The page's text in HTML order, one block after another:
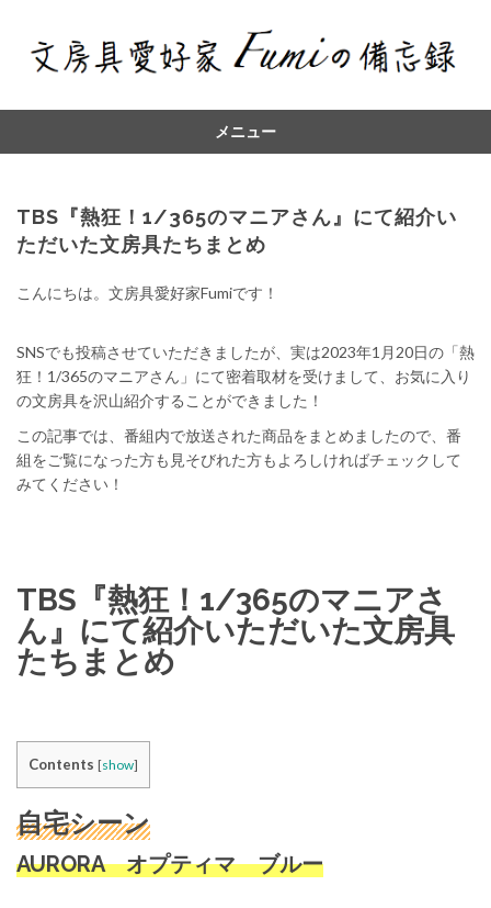
メニュー
TBS『熱狂！1/365のマニアさん』にて紹介い
ただいた文房具たちまとめ
こんにちは。文房具愛好家Fumiです！
SNSでも投稿させていただきましたが、実は2023年1月20日の「熱
狂！1/365のマニアさん」にて密着取材を受けまして、お気に入り
の文房具を沢山紹介することができました！
この記事では、番組内で放送された商品をまとめましたので、番
組をご覧になった方も見そびれた方もよろしければチェックして
みてください！
TBS『熱狂！1/365のマニアさ
ん』にて紹介いただいた文房具
たちまとめ
Contents [show]
自宅シーン
AURORA オプティマ ブルー